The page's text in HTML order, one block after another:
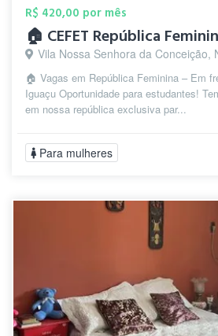
R$ 420,00 por mês
🏠 CEFET República
Vila Nossa Senhora da Conceição,
🏠 Vagas em República Feminina – Em
Iguaçu Oportunidade para estudantes!
em nossa república exclusiva par...
Para mulheres